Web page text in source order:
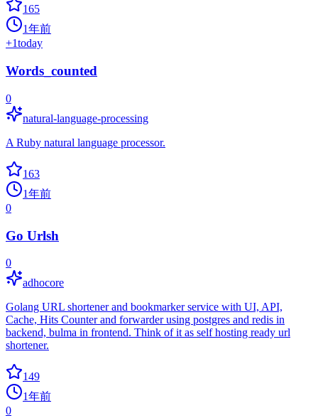
165
1年前
+1today
Words_counted
0
natural-language-processing
A Ruby natural language processor.
163
1年前
0
Go Urlsh
0
adhocore
Golang URL shortener and bookmarker service with UI, API,
Cache, Hits Counter and forwarder using postgres and redis in
backend, bulma in frontend. Think of it as self hosting ready url
shortener.
149
1年前
0